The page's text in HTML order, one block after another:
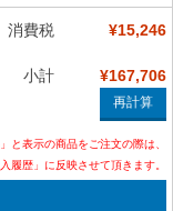
消費税 ¥15,246
小計 ¥167,706
と表示の商品をご注文の際は、
履歴」に反映させて頂きます。